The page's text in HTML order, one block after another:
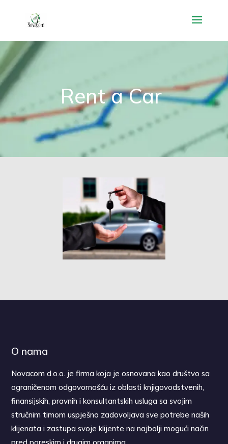
Rent a Car
O nama
Novacom d.o.o. je firma koja je osnovana kao društvo sa
ograničenom odgovornošću iz oblasti knjigovodstvenih,
finansijskih, pravnih i konsultantskih usluga sa svojim
stručnim timom uspješno zadovoljava sve potrebe naših
klijenata i zastupa svoje klijente na najbolji mogući način